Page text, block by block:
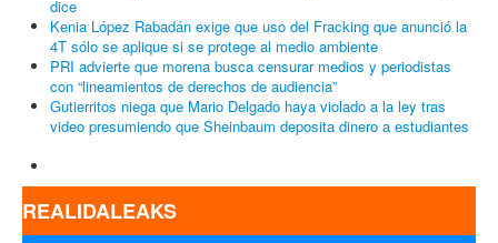
dice
Kenia López Rabadán exige que uso del Fracking que anunció la
4T sólo se aplique si se protege al medio ambiente
PRI advierte que morena busca censurar medios y periodistas
con “lineamientos de derechos de audiencia”
Gutierritos niega que Mario Delgado haya violado a la ley tras
video presumiendo que Sheinbaum deposita dinero a estudiantes
REALIDALEAKS